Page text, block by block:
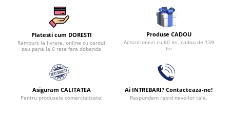
Lenjerii Damasc Egiptean King Size
Lenjerii De Pat, Finet Premium, 1
Persoana
Lenjerii De Pat Damasc 1 Persoana
Lenjerii De Pat, Imprimeu 3D, 1
Platesti cum DORESTI
Ramburs la livrare, online cu cardul
sau pana la 6 rate fara dobanda
Produse CADOU
Achizitionezi cu 60 lei, cadou de 139
lei
Asiguram CALITATEA
Pentru produsele comercializate!
Ai INTREBARI? Contacteaza-ne!
Raspundem rapid nevoilor tale.